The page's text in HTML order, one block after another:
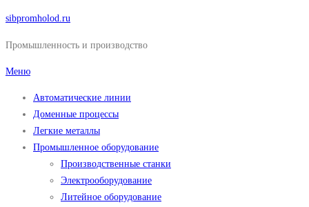
Перейти
содержимому
sibpromholod.ru
Промышленность и производство
Меню
Автоматические линии
Доменные процессы
Легкие металлы
Промышленное оборудование
Производственные станки
Электрооборудование
Литейное оборудование